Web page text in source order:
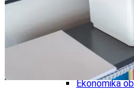
Gastro
Kaviarne
Víno
Kultúra a
Šport a
Školstvo
Ekonomika